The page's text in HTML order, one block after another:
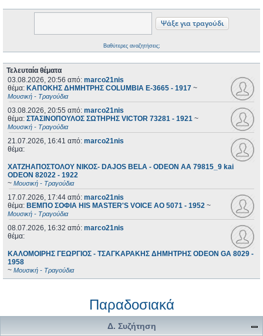
Βαθύτερες αναζητήσεις;
Τελευταία θέματα
03.08.2026, 20:56 από: marco21nis
θέμα: ΚΑΠΟΚΗΣ ΔΗΜΗΤΡΗΣ COLUMBIA E-3665 - 1917 ~
Μουσική - Τραγούδια
03.08.2026, 20:55 από: marco21nis
θέμα: ΣΤΑΣΙΝΟΠΟΥΛΟΣ ΣΩΤΗΡΗΣ VICTOR 73281 - 1921 ~
Μουσική - Τραγούδια
21.07.2026, 16:41 από: marco21nis
θέμα:
ΧΑΤΖΗΑΠΟΣΤΟΛΟΥ ΝΙΚΟΣ- DAJOS BELA - ODEON AA 79815_9 kai
ODEON 82022 - 1922
~ Μουσική - Τραγούδια
17.07.2026, 17:44 από: marco21nis
θέμα: ΒΕΜΠΟ ΣΟΦΙΑ HIS MASTER'S VOICE AO 5071 - 1952 ~
Μουσική - Τραγούδια
08.07.2026, 16:32 από: marco21nis
θέμα:
ΚΑΛΟΜΟΙΡΗΣ ΓΕΩΡΓΙΟΣ - ΤΣΑΓΚΑΡΑΚΗΣ ΔΗΜΗΤΡΗΣ ODEON GA 8029 -
1958
~ Μουσική - Τραγούδια
Παραδοσιακά
Δ. Συζήτηση